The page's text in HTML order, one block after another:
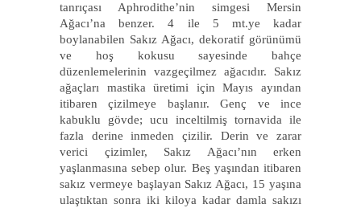
tanrıçası Aphrodithe’nin simgesi Mersin
Ağacı’na benzer. 4 ile 5 mt.ye kadar
boylanabilen Sakız Ağacı, dekoratif görünümü
ve hoş kokusu sayesinde bahçe
düzenlemelerinin vazgeçilmez ağacıdır. Sakız
ağaçları mastika üretimi için Mayıs ayından
itibaren çizilmeye başlanır. Genç ve ince
kabuklu gövde; ucu inceltilmiş tornavida ile
fazla derine inmeden çizilir. Derin ve zarar
verici çizimler, Sakız Ağacı’nın erken
yaşlanmasına sebep olur. Beş yaşından itibaren
sakız vermeye başlayan Sakız Ağacı, 15 yaşına
ulaştıktan sonra iki kiloya kadar damla sakızı